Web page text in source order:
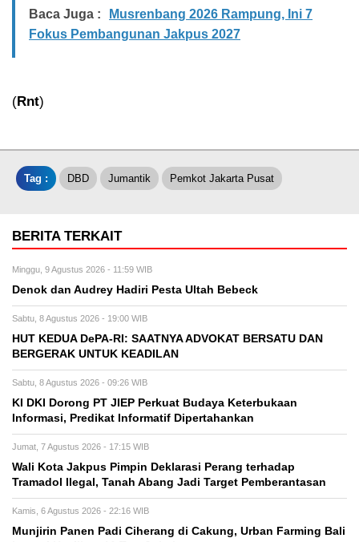
Baca Juga :
Musrenbang 2026 Rampung, Ini 7
Fokus Pembangunan Jakpus 2027
(Rnt)
Tag : DBD Jumantik Pemkot Jakarta Pusat
BERITA TERKAIT
Minggu, 9 Agustus 2026 - 11:59 WIB
Denok dan Audrey Hadiri Pesta Ultah Bebeck
Sabtu, 8 Agustus 2026 - 19:00 WIB
HUT KEDUA DePA-RI: SAATNYA ADVOKAT BERSATU DAN
BERGERAK UNTUK KEADILAN
Sabtu, 8 Agustus 2026 - 09:26 WIB
KI DKI Dorong PT JIEP Perkuat Budaya Keterbukaan
Informasi, Predikat Informatif Dipertahankan
Jumat, 7 Agustus 2026 - 17:15 WIB
Wali Kota Jakpus Pimpin Deklarasi Perang terhadap
Tramadol Ilegal, Tanah Abang Jadi Target Pemberantasan
Kamis, 6 Agustus 2026 - 22:16 WIB
Munjirin Panen Padi Ciherang di Cakung, Urban Farming Bali